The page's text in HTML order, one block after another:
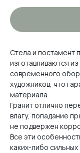
Стела и постамент
изготавливаются
современного
художников, что
материала.
Гранит отлично
влагу, попадание
не подвержен
Все эти
каких-либо